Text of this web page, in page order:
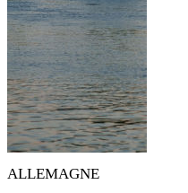
ALLEMAGNE